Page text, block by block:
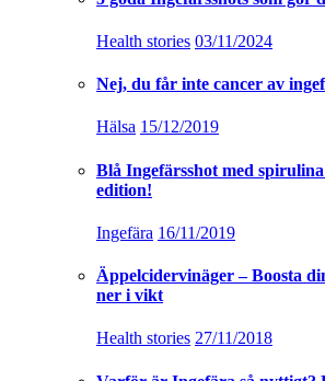
Health stories 03/11/2024
Nej, du får inte cancer av
Hälsa 15/12/2019
Blå Ingefärsshot med
edition!
Ingefära 16/11/2019
Äppelcidervinäger – Boosta
ner i vikt
Health stories 27/11/2018